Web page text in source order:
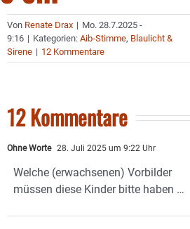
Von Renate Drax | Mo. 28.7.2025 -
9:16 | Kategorien:Aib-Stimme, Blaulicht &
Sirene | 12 Kommentare
12 Kommentare
Ohne Worte 28. Juli 2025 um 9:22 Uhr
Welche (erwachsenen) Vorbilder
müssen diese Kinder bitte haben …